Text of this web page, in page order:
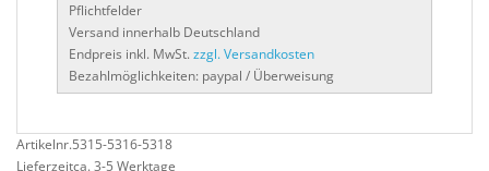
Pflichtfelder
Versand innerhalb Deutschland
Endpreis inkl. MwSt. zzgl. Versandkosten
Bezahlmöglichkeiten: paypal / Überweisung
Artikelnr.5315-5316-5318
Lieferzeitca. 3-5 Werktage